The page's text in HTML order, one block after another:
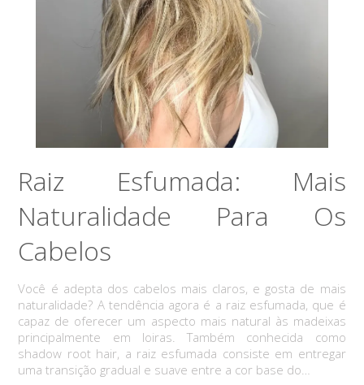
Raiz Esfumada: Mais
Naturalidade Para Os
Cabelos
Você é adepta dos cabelos mais claros, e gosta de mais
naturalidade? A tendência agora é a raiz esfumada, que é
capaz de oferecer um aspecto mais natural às madeixas
principalmente em loiras. Também conhecida como
shadow root hair, a raiz esfumada consiste em entregar
uma transição gradual e suave entre a cor base do…